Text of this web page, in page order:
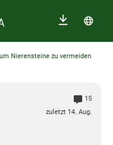
Nierensteine zu vermeiden
15
zuletzt 14. Aug.